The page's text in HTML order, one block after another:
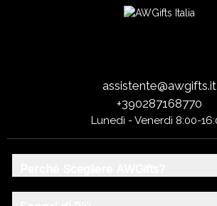
assistente@awgifts.it
+390287168770
Lunedì - Venerdì 8:00-